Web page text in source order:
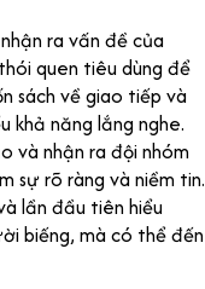
ra vấn đề của
quen tiêu dùng để
sách về giao tiếp và
khả năng lắng nghe.
và nhận ra đội nhóm
sự rõ ràng và niềm tin.
lần đầu tiên hiểu
biếng, mà có thể đến